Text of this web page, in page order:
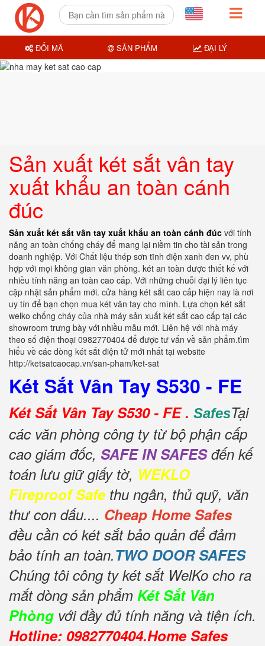
Sản xuất két sắt vân tay
xuất khẩu an toàn cánh
đúc
Sản xuất két sắt vân tay xuất khẩu an toàn cánh đúc với tính
năng an toàn chống cháy để mang lại niềm tin cho tài sản trong
doanh nghiệp. Với Chất liệu thép sơn tĩnh điện xanh đen vv, phù
hợp với mọi không gian văn phòng. két an toàn được thiết kế với
nhiều tính năng an toàn cao cấp. Với những chuỗi đại lý liên tục
cập nhật sản phẩm mới. cửa hàng két sắt cao cấp hiện nay là nơi
uy tín để bạn chọn mua két vân tay cho mình. Lựa chọn két sắt
welko chống cháy của nhà máy sản xuất két sắt cao cấp tại các
showroom trưng bày với nhiều mẫu mới. Liên hệ với nhà máy
theo số điện thoại 0982770404 để được tư vấn về sản phẩm.tìm
hiểu về các dòng két sắt điện tử mới nhất tại website
http://ketsatcaocap.vn/san-pham/ket-sat
Két Sắt Vân Tay S530 - FE
Két Sắt Vân Tay S530 - FE . SafesTại
các văn phòng công ty từ bộ phận cấp
cao giám đốc, SAFE IN SAFESđến kế
toán lưu giữ giấy tờ, WEKLO
Fireproof Safethu ngân, thủ quỹ, văn
thư con dấu.... Cheap Home Safes
đều cần có két sắt bảo quản để đảm
bảo tính an toàn.TWO DOOR SAFES
Chúng tôi công ty két sắt WelKo cho ra
mắt dòng sản phẩm Két Sắt Văn
Phòng với đầy đủ tính năng và tiện ích.
Hotline: 0982770404.Home Safes
ĐỔI MÃ SẢN PHẨM ĐẠI LÝ